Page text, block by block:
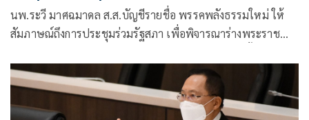
นพ.ระวี มาศฉมาดล ส.ส.บัญชีรายชื่อ พรรคพลังธรรมใหม่ ให้
สัมภาษณ์ถึงการประชุมร่วมรัฐสภา เพื่อพิจารณาร่างพระราช
สภาผู้แทนราษฎร (ส.ส.) จำนวน 4 ฉบับ